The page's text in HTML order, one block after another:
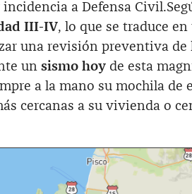
a Defensa
III-IV, lo que se traduce
una revisión preventiva de
un sismo hoy de esta
a la mano su mochila de
cercanas a su vivienda o